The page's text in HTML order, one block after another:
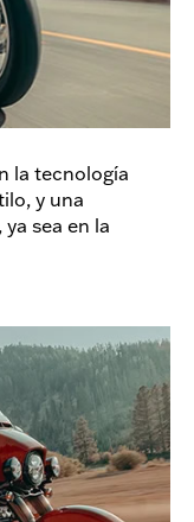
la tecnología
y una
sea en la